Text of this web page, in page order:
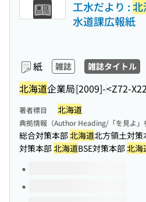
工水だより :北
水道課広報紙
紙 雑誌 雑誌タイトル
北海道企業局[2009]-<Z72-
著者標目 北海道
典拠情報（Author Heading/「を見よ」
総合対策本部北海道北方領土対策
対策本部北海道BSE対策本部北海
このタイトルの巻号